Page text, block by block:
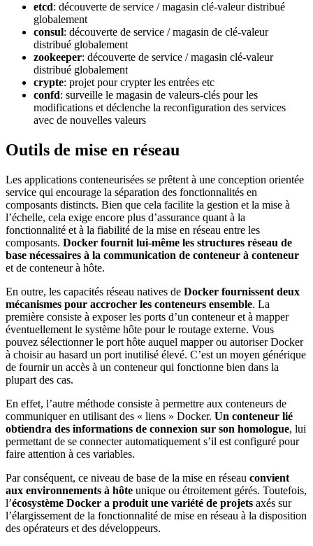
etcd: découverte de service / magasin clé-valeur distribué
globalement
consul: découverte de service / magasin de clé-valeur
distribué globalement
zookeeper: découverte de service / magasin clé-valeur
distribué globalement
crypte: projet pour crypter les entrées etc
confd: surveille le magasin de valeurs-clés pour les
modifications et déclenche la reconfiguration des services
avec de nouvelles valeurs
Outils de mise en réseau
Les applications conteneurisées se prêtent à une conception orientée
service qui encourage la séparation des fonctionnalités en
composants distincts. Bien que cela facilite la gestion et la mise à
l’échelle, cela exige encore plus d’assurance quant à la
fonctionnalité et à la fiabilité de la mise en réseau entre les
composants. Docker fournit lui-même les structures réseau de
base nécessaires à la communication de conteneur à conteneur
et de conteneur à hôte.
En outre, les capacités réseau natives de Docker fournissent deux
mécanismes pour accrocher les conteneurs ensemble. La
première consiste à exposer les ports d’un conteneur et à mapper
éventuellement le système hôte pour le routage externe. Vous
pouvez sélectionner le port hôte auquel mapper ou autoriser Docker
à choisir au hasard un port inutilisé élevé. C’est un moyen générique
de fournir un accès à un conteneur qui fonctionne bien dans la
plupart des cas.
En effet, l’autre méthode consiste à permettre aux conteneurs de
communiquer en utilisant des « liens » Docker. Un conteneur lié
obtiendra des informations de connexion sur son homologue, lui
permettant de se connecter automatiquement s’il est configuré pour
faire attention à ces variables.
Par conséquent, ce niveau de base de la mise en réseau convient
aux environnements à hôte unique ou étroitement gérés. Toutefois,
l’écosystème Docker a produit une variété de projets axés sur
l’élargissement de la fonctionnalité de mise en réseau à la disposition
des opérateurs et des développeurs.